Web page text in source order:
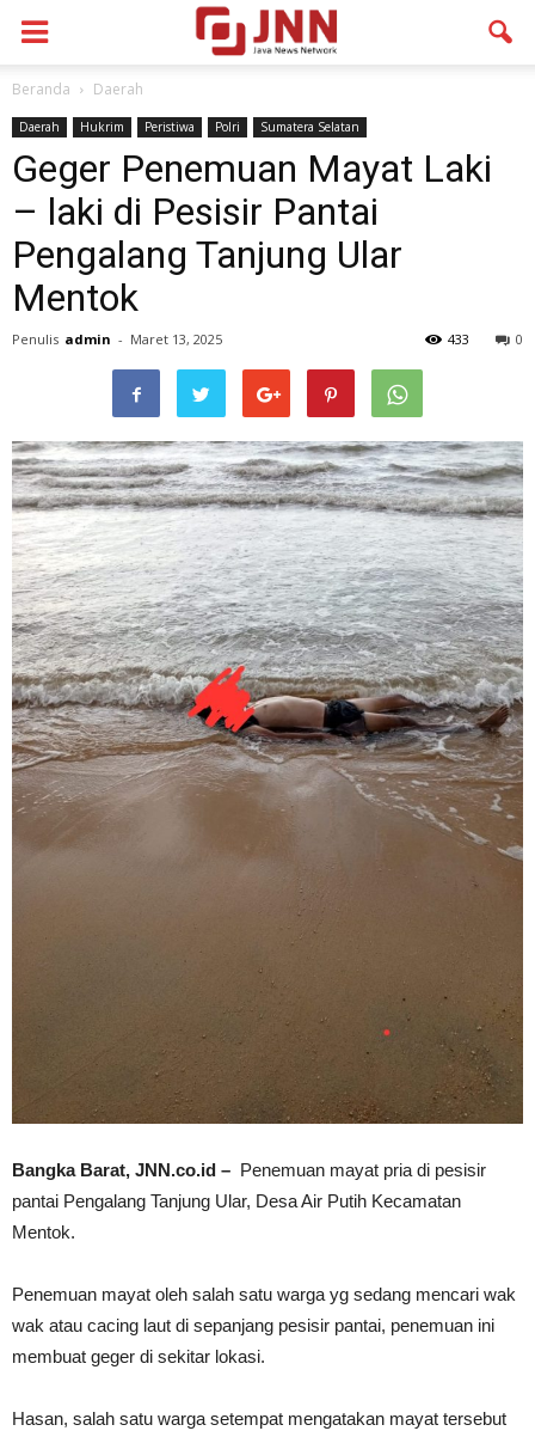
Beranda Daerah
Daerah Hukrim Peristiwa Polri Sumatera Selatan
Geger Penemuan Mayat Laki
– laki di Pesisir Pantai
Pengalang Tanjung Ular
Mentok
Penulis admin - Maret 13, 2025 0
433
Bangka Barat, JNN.co.id – Penemuan mayat pria di pesisir
pantai Pengalang Tanjung Ular, Desa Air Putih Kecamatan
Mentok.
Penemuan mayat oleh salah satu warga yg sedang mencari wak
wak atau cacing laut di sepanjang pesisir pantai, penemuan ini
membuat geger di sekitar lokasi.
Hasan, salah satu warga setempat mengatakan mayat tersebut